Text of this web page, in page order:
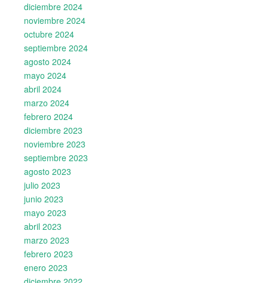
diciembre 2024
noviembre 2024
octubre 2024
septiembre 2024
agosto 2024
mayo 2024
abril 2024
marzo 2024
febrero 2024
diciembre 2023
noviembre 2023
septiembre 2023
agosto 2023
julio 2023
junio 2023
mayo 2023
abril 2023
marzo 2023
febrero 2023
enero 2023